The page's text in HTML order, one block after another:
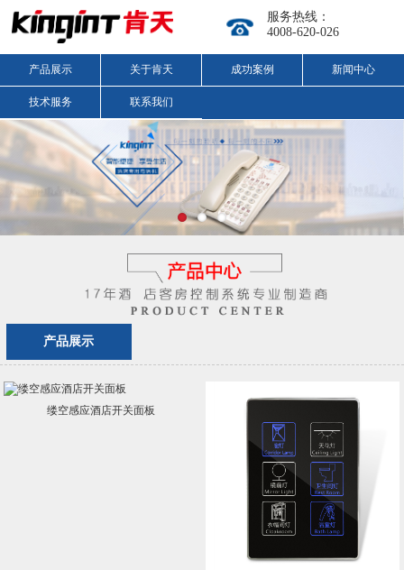
服务热线：
4008-620-026
产品展示 关于肯天 成功案例 新闻中心
技术服务 联系我们
产品展示
缕空感应酒店开关面板